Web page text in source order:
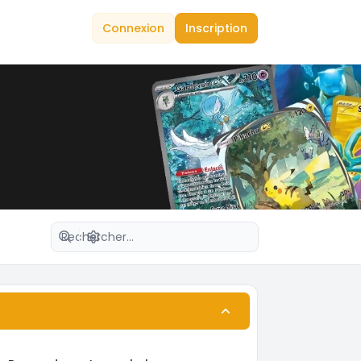
Connexion Inscription
Recherche avancée